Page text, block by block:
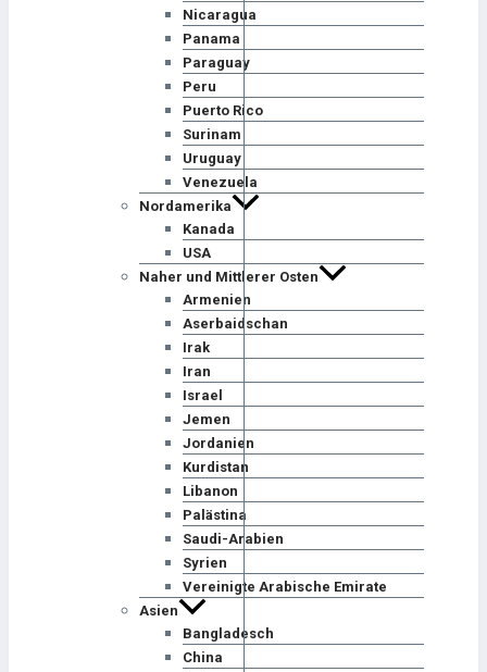
Nicaragua
Panama
Paraguay
Peru
Puerto Rico
Surinam
Uruguay
Venezuela
Nordamerika
Kanada
USA
Naher und Mittlerer Osten
Armenien
Aserbaidschan
Irak
Iran
Israel
Jemen
Jordanien
Kurdistan
Libanon
Palästina
Saudi-Arabien
Syrien
Vereinigte Arabische Emirate
Asien
Bangladesch
China